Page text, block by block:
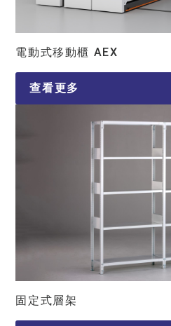
電動式移動櫃 AEX
查看更多
固定式層架